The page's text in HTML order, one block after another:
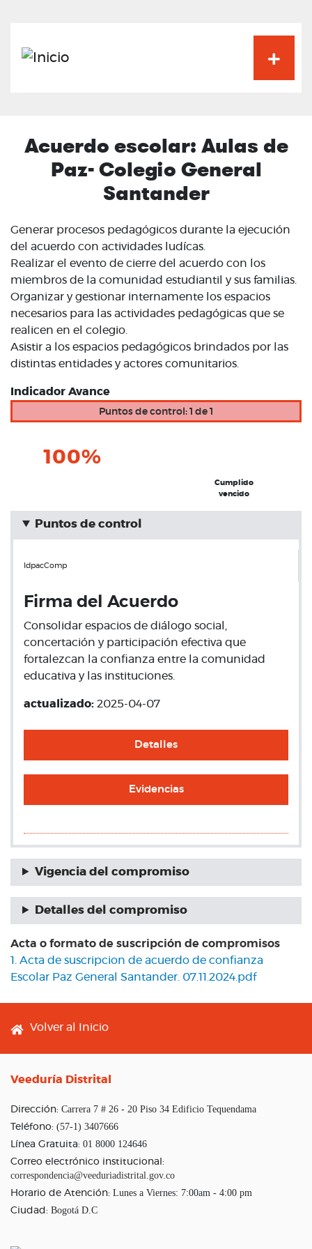
Acuerdo escolar: Aulas de
Paz- Colegio General
Santander
Generar procesos pedagógicos durante la ejecución
del acuerdo con actividades ludícas.
Realizar el evento de cierre del acuerdo con los
miembros de la comunidad estudiantil y sus familias.
Organizar y gestionar internamente los espacios
necesarios para las actividades pedagógicas que se
realicen en el colegio.
Asistir a los espacios pedagógicos brindados por las
distintas entidades y actores comunitarios.
Indicador Avance
Puntos de control: 1 de 1
100%
Cumplido
vencido
Puntos de control
IdpacComp
Firma del Acuerdo
Consolidar espacios de diálogo social,
concertación y participación efectiva que
fortalezcan la confianza entre la comunidad
educativa y las instituciones.
actualizado: 2025-04-07
Detalles
Evidencias
Vigencia del compromiso
Detalles del compromiso
Acta o formato de suscripción de compromisos
1. Acta de suscripcion de acuerdo de confianza
Escolar Paz General Santander. 07.11.2024.pdf
Footer menu
Volver al Inicio
Veeduría Distrital
Dirección: Carrera 7 # 26 - 20 Piso 34 Edificio Tequendama
Teléfono: (57-1) 3407666
Línea Gratuita: 01 8000 124646
Correo electrónico institucional:
correspondencia@veeduriadistrital.gov.co
Horario de Atención: Lunes a Viernes: 7:00am - 4:00 pm
Ciudad: Bogotá D.C